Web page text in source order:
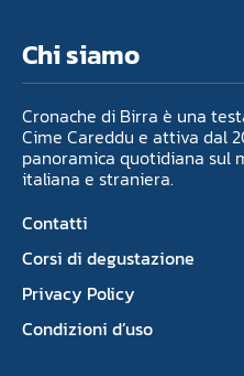
Chi siamo
Cronache di Birra è una
Cime Careddu e attiva dal
panoramica quotidiana sul
italiana e straniera.
Contatti
Corsi di degustazione
Privacy Policy
Condizioni d’uso